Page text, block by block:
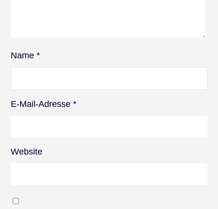
Name*
E-Mail-Adresse*
Website